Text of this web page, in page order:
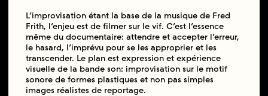
L’improvisation étant la base de la musique de Fred
Frith, l’enjeu est de filmer sur le vif. C’est l’essence
même du documentaire: attendre et accepter l’erreur,
le hasard, l’imprévu pour se les approprier et les
transcender. Le plan est expression et expérience
visuelle de la bande son: improvisation sur le motif
sonore de formes plastiques et non pas simples
images réalistes de reportage.